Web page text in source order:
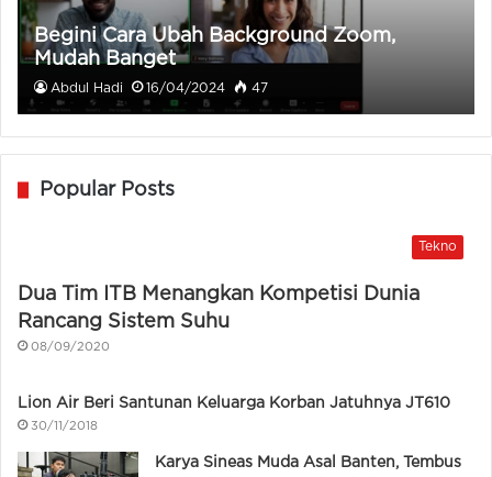
Begini Cara Ubah Background Zoom,
Mudah Banget
Abdul Hadi 16/04/2024 47
Popular Posts
Tekno
Dua Tim ITB Menangkan Kompetisi Dunia
Rancang Sistem Suhu
08/09/2020
Lion Air Beri Santunan Keluarga Korban Jatuhnya JT610
30/11/2018
Karya Sineas Muda Asal Banten, Tembus